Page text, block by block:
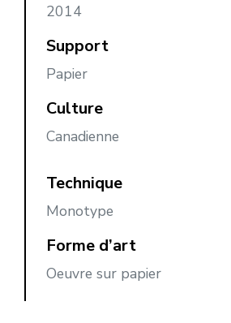
2014
Support
Papier
Culture
Canadienne
Technique
Monotype
Forme d’art
Oeuvre sur papier